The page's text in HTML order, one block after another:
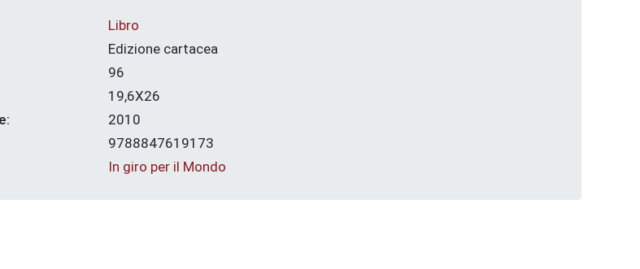
Libro
Edizione cartacea
96
19,6X26
2010
9788847619173
In giro per il Mondo